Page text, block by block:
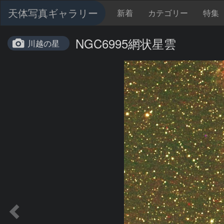
天体写真ギャラリー 新着 カテゴリー 特集
川越の星 NGC6995網状星雲